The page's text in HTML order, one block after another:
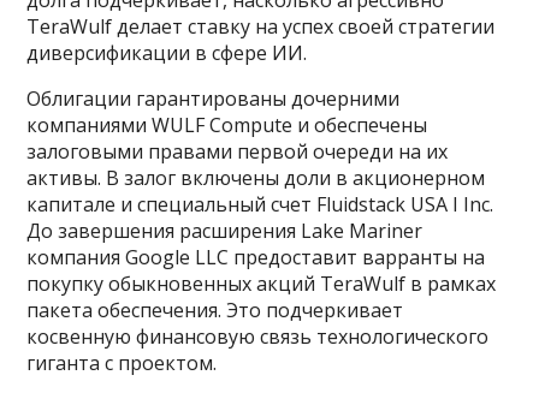
TeraWulf делает ставку на успех своей стратегии
диверсификации в сфере ИИ.
Облигации гарантированы дочерними
компаниями WULF Compute и обеспечены
залоговыми правами первой очереди на их
активы. В залог включены доли в акционерном
капитале и специальный счет Fluidstack USA I Inc.
До завершения расширения Lake Mariner
компания Google LLC предоставит варранты на
покупку обыкновенных акций TeraWulf в рамках
пакета обеспечения. Это подчеркивает
косвенную финансовую связь технологического
гиганта с проектом.